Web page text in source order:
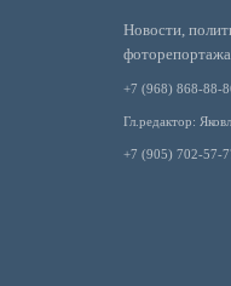
Новости,
+7 (968) 868-88-
Гл.редактор:
+7 (905) 702-57-